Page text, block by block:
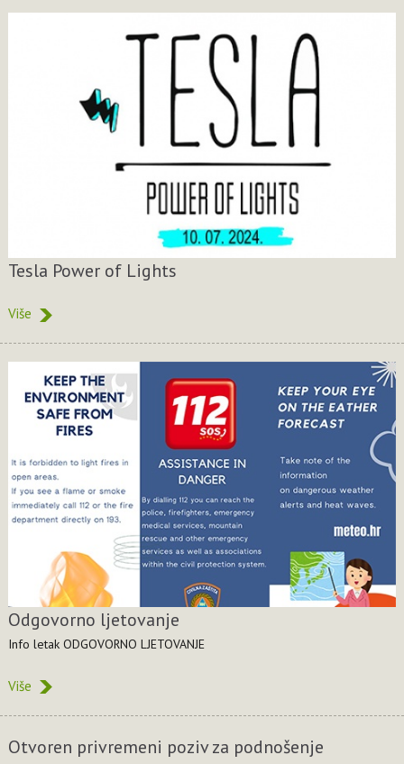
Tesla Power of Lights
Više
Odgovorno ljetovanje
Info letak ODGOVORNO LJETOVANJE
Više
Otvoren privremeni poziv za podnošenje